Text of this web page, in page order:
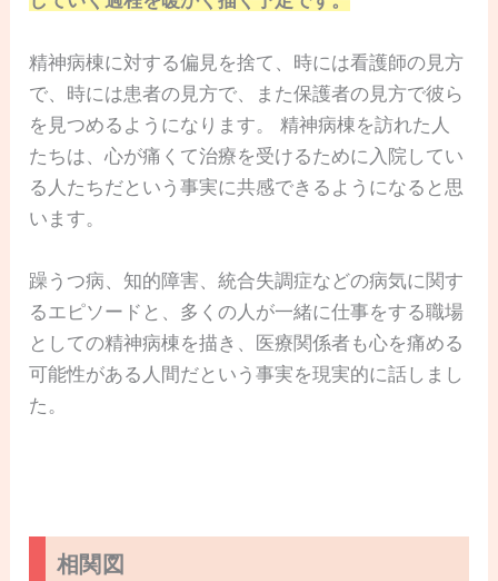
精神病棟に対する偏見を捨て、時には看護師の見方
で、時には患者の見方で、また保護者の見方で彼ら
を見つめるようになります。 精神病棟を訪れた人
たちは、心が痛くて治療を受けるために入院してい
る人たちだという事実に共感できるようになると思
います。
躁うつ病、知的障害、統合失調症などの病気に関す
るエピソードと、多くの人が一緒に仕事をする職場
としての精神病棟を描き、医療関係者も心を痛める
可能性がある人間だという事実を現実的に話しまし
た。
相関図